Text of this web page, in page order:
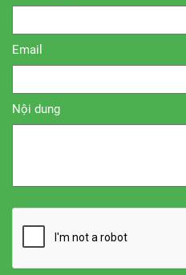
Email
Nội dung